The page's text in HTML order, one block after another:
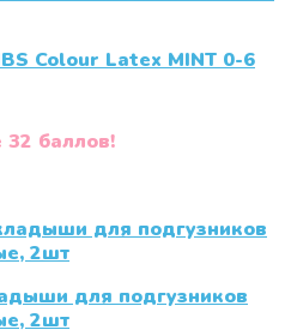
Colour Latex MINT 0-6
32 баллов!
для подгузников
2шт